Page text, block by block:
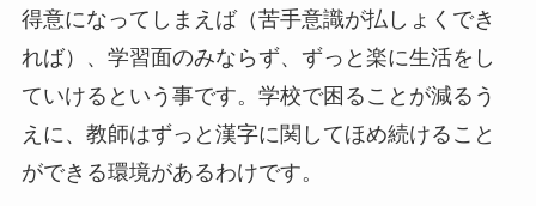
得意になってしまえば（苦手意識が払しょくでき
れば）、学習面のみならず、ずっと楽に生活をし
ていけるという事です。学校で困ることが減るう
えに、教師はずっと漢字に関してほめ続けること
ができる環境があるわけです。